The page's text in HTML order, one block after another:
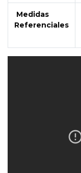
Medidas
Referenciales